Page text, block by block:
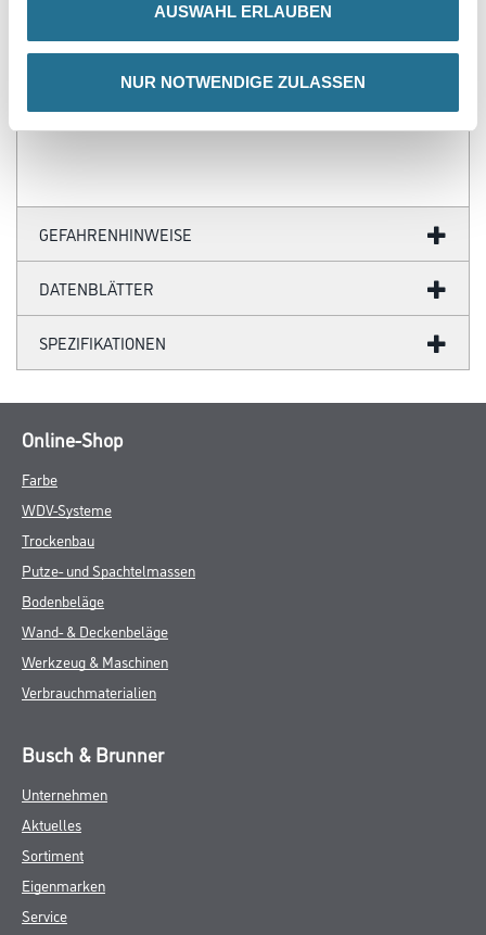
AUSWAHL ERLAUBEN
NUR NOTWENDIGE ZULASSEN
- Farblich anpassbare Tapetenmotive
- Hochwertige Trägermaterialien
- Ihr Fotomotiv auf Tapete
- Zertifizierte Faservliese
- Umweltfreundliche Latexfarben
GEFAHRENHINWEISE
DATENBLÄTTER
SPEZIFIKATIONEN
Online-Shop
Farbe
WDV-Systeme
Trockenbau
Putze- und Spachtelmassen
Bodenbeläge
Wand- & Deckenbeläge
Werkzeug & Maschinen
Verbrauchmaterialien
Busch & Brunner
Unternehmen
Aktuelles
Sortiment
Eigenmarken
Service